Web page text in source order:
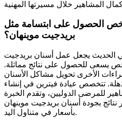
الحصول على ابتسامة مثل
بريدجيت موينهان؟
الحديث يجعل عمل أسنان بريدجيت
يسعى للحصول على نتائج مماثلة.
الأخرى تحويل مشاكل الأسنان
تتخصص عيادة فيترين في إنشاء
للمرضى الدوليين، وتقدم الخبرة
نتائج بجودة أسنان بريدجيت موينهان
بأسعار في متناول اليد.